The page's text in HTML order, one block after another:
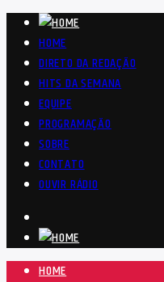
HOME
DIRETO DA REDAÇÃO
HITS DA SEMANA
EQUIPE
PROGRAMAÇÃO
SOBRE
CONTATO
OUVIR RÁDIO
HOME